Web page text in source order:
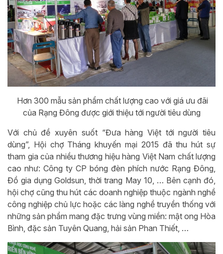
Hơn 300 mẫu sản phẩm chất lượng cao với giá ưu đãi
của Rạng Đông được giới thiệu tới người tiêu dùng
Với chủ đề xuyên suốt “Đưa hàng Việt tới người tiêu
dùng”, Hội chợ Tháng khuyến mại 2015 đã thu hút sự
tham gia của nhiều thương hiệu hàng Việt Nam chất lượng
cao như: Công ty CP bóng đèn phích nước Rạng Đông,
Đồ gia dụng Goldsun, thời trang May 10, … Bên cạnh đó,
hội chợ cũng thu hút các doanh nghiệp thuộc ngành nghề
công nghiệp chủ lực hoặc các làng nghề truyền thống với
những sản phẩm mang đặc trưng vùng miền: mật ong Hòa
Bình, đặc sản Tuyên Quang, hải sản Phan Thiết, …